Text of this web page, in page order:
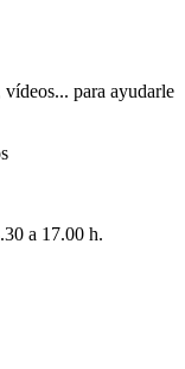
para ayudarle
a 17.00 h.